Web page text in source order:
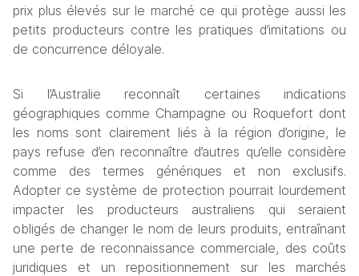
prix plus élevés sur le marché ce qui protège aussi les
petits producteurs contre les pratiques d’imitations ou
de concurrence déloyale.
Si l’Australie reconnaît certaines indications
géographiques comme Champagne ou Roquefort dont
les noms sont clairement liés à la région d’origine, le
pays refuse d’en reconnaître d’autres qu’elle considère
comme des termes génériques et non exclusifs.
Adopter ce système de protection pourrait lourdement
impacter les producteurs australiens qui seraient
obligés de changer le nom de leurs produits, entraînant
une perte de reconnaissance commerciale, des coûts
juridiques et un repositionnement sur les marchés